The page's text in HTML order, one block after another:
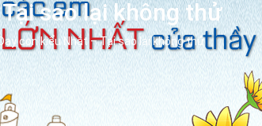
sao lại không thử
con kiểu Nhật – Tại sao lại không thử